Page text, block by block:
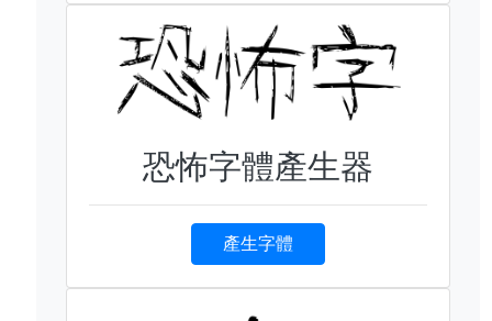
恐怖字體產生器
產生字體